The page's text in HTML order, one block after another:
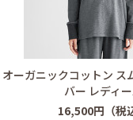
オーガニックコットン ス
バー レディ
16,500円（税